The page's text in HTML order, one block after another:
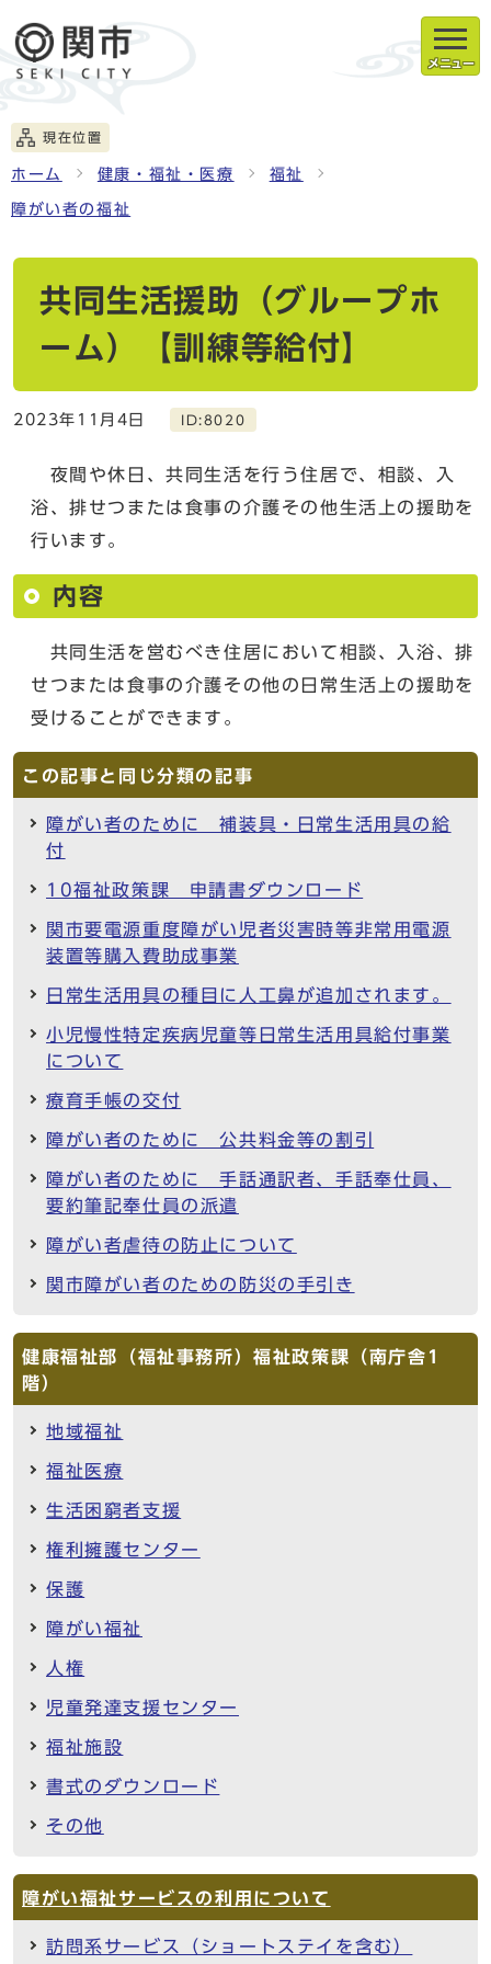
メニュー
現在位置
ホーム 健康・福祉・医療 福祉
障がい者の福祉
共同生活援助（グループホ
ーム）【訓練等給付】
2023年11月4日 ID:8020
夜間や休日、共同生活を行う住居で、相談、入
浴、排せつまたは食事の介護その他生活上の援助を
行います。
内容
共同生活を営むべき住居において相談、入浴、排
せつまたは食事の介護その他の日常生活上の援助を
受けることができます。
この記事と同じ分類の記事
障がい者のために 補装具・日常生活用具の給
付
10福祉政策課 申請書ダウンロード
関市要電源重度障がい児者災害時等非常用電源
装置等購入費助成事業
日常生活用具の種目に人工鼻が追加されます。
小児慢性特定疾病児童等日常生活用具給付事業
について
療育手帳の交付
障がい者のために 公共料金等の割引
障がい者のために 手話通訳者、手話奉仕員、
要約筆記奉仕員の派遣
障がい者虐待の防止について
関市障がい者のための防災の手引き
健康福祉部（福祉事務所）福祉政策課（南庁舎1
階）
地域福祉
福祉医療
生活困窮者支援
権利擁護センター
保護
障がい福祉
人権
児童発達支援センター
福祉施設
書式のダウンロード
その他
障がい福祉サービスの利用について
訪問系サービス（ショートステイを含む）